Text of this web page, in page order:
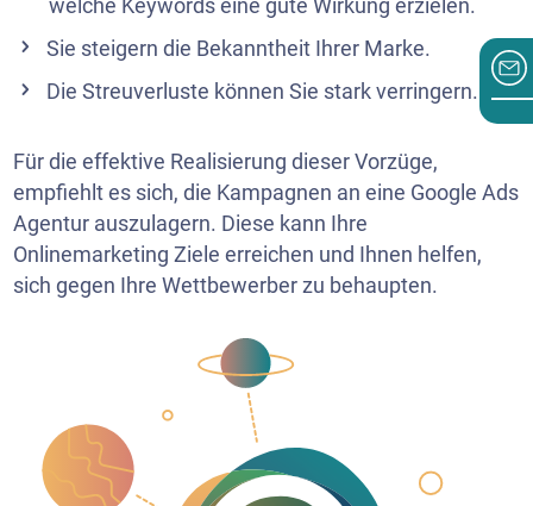
welche Keywords eine gute Wirkung erzielen.
Sie steigern die Bekanntheit Ihrer Marke.
Die Streuverluste können Sie stark verringern.
Für die effektive Realisierung dieser Vorzüge,
empfiehlt es sich, die Kampagnen an eine Google Ads
Agentur auszulagern. Diese kann Ihre
Onlinemarketing Ziele erreichen und Ihnen helfen,
sich gegen Ihre Wettbewerber zu behaupten.